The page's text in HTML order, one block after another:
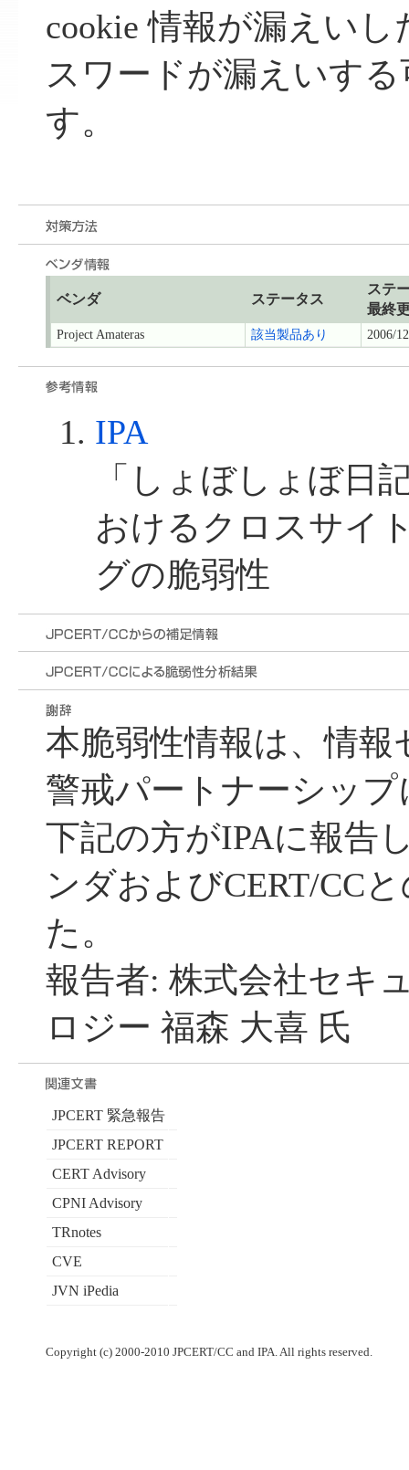
cookie 情報が漏えい
スワードが漏えいす
す。
ベンダ ステータス
ステ
最終
Project Amateras 該当製品あり 2006/
IPA
「しょぼしょぼ日
おけるクロスサイ
グの脆弱性
本脆弱性情報は、情
警戒パートナーシップ
下記の方がIPAに報告
ンダおよびCERT/CC
た。
報告者: 株式会社セキ
ロジー 福森 大喜 氏
JPCERT 緊急報告
JPCERT REPORT
CERT Advisory
CPNI Advisory
TRnotes
CVE
JVN iPedia
Copyright (c) 2000-2010 JPCERT/CC and IPA. All rights reserved.